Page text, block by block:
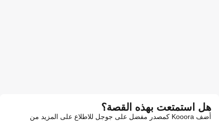
هل استمتعت بهذه القصة؟
أضف Kooora كمصدر مفضل على جوجل للاطلاع على المزيد من